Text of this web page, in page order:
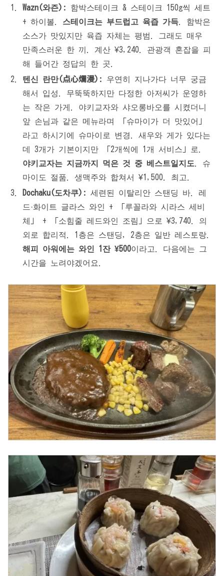
Wazn(와즌):
함박스테이크 & 스테이크 150g씩 세트
+ 하이볼. 스테이크는 부드럽고 육즙 가득 . 함박은
소스가 맛있지만 육즙 자체는 평범. 그래도 매우
만족스러운 한 끼. 계산 ¥3,240. 관광객 혼잡을 피
해 들어간 정답의 한 곳.
텐신 란만(点心爛漫):
우연히 지나가다 너무 궁금
해서 입성. 무뚝뚝하지만 다정한 아저씨가 운영하
는 작은 가게. 야키교자와 샤오롱바오를 시켰더니
앞 손님과 같은 메뉴라며 「슈마이가 더 맛있어」
라고 하시기에 슈마이로 변경. 새우와 게가 있다는
데 3개가 기본이지만 「2개씩에 1개 서비스」로.
야키교자는 지금까지 먹은 것 중 베스트일지도
. 슈
마이도 절품. 생맥주와 합쳐서 ¥1,500. 최고.
Dochaku(도차쿠):
세련된 이탈리안 스탠딩 바. 레
드·화이트 글라스 와인 + 「루꼴라와 시라스 세비
체」 + 「소힘줄 레드와인 조림」으로 ¥3,740. 의
외로 합리적. 1층은 스탠딩, 2층은 일반 레스토랑.
해피 아워에는 와인 1잔 ¥500이라고. 다음에는 그
시간을 노려야겠어요.